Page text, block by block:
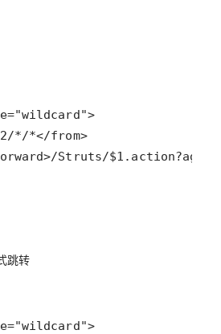
<rule match-type="wildcard">
    <from>/demo2/*/*</from>
跳转
<rule match-type="wildcard">